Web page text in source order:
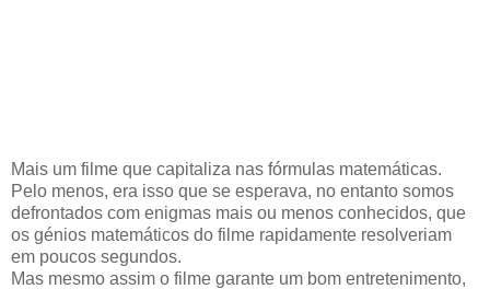
Mais um filme que capitaliza nas fórmulas matemáticas.
Pelo menos, era isso que se esperava, no entanto somos
defrontados com enigmas mais ou menos conhecidos, que
os génios matemáticos do filme rapidamente resolveriam
em poucos segundos.
Mas mesmo assim o filme garante um bom entretenimento,